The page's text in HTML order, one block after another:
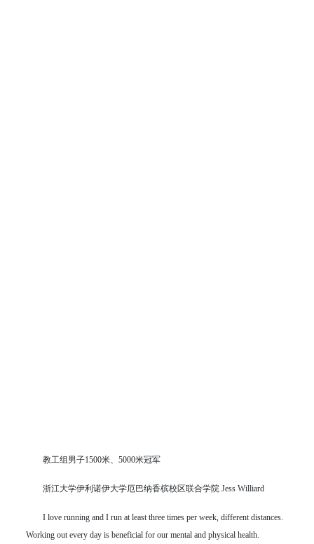
教工组男子1500米、5000米冠军
浙江大学伊利诺伊大学厄巴纳香槟校区联合学院 Jess Williard
I love running and I run at least three times per week, different distances.
Working out every day is beneficial for our mental and physical health.